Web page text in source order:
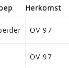
Herkomst
OV 97
OV 97